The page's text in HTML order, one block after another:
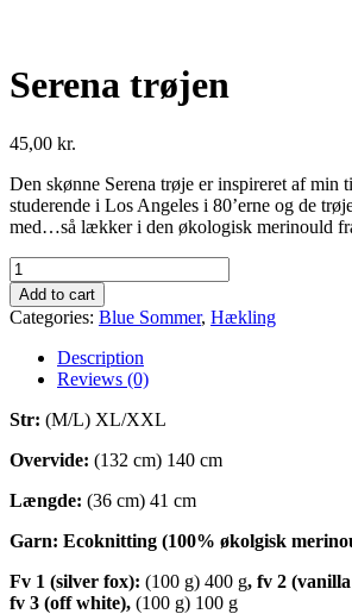
Serena trøjen
45,00 kr.
Den skønne Serena trøje er inspireret af min
studerende i Los Angeles i 80’erne og de
med…så lækker i den økologisk merinould
Serena
trøjen
quantity
Add to cart
Categories: Blue Sommer, Hækling
Description
Reviews (0)
Str: (M/L) XL/XXL
Overvide: (132 cm) 140 cm
Længde: (36 cm) 41 cm
Garn: Ecoknitting (100% økolgisk
Fv 1 (silver fox): (100 g) 400 g, fv 2
fv 3 (off white), (100 g) 100 g